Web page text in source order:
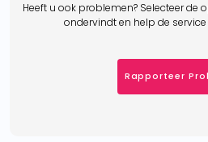
Heeft u ook problemen? Selecteer
ondervindt en help de
Rapporteer